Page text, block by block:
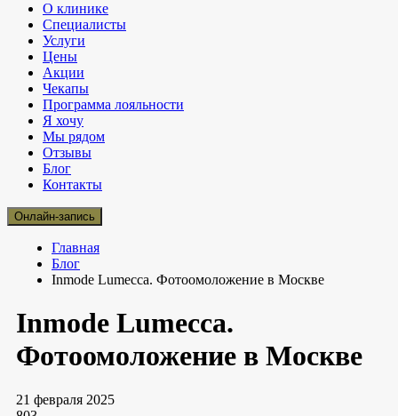
О клинике
Специалисты
Услуги
Цены
Акции
Чекапы
Программа лояльности
Я хочу
Мы рядом
Отзывы
Блог
Контакты
Онлайн-запись
Главная
Блог
Inmode Lumecca. Фотоомоложение в Москве
Inmode Lumecca.
Фотоомоложение в Москве
21 февраля 2025